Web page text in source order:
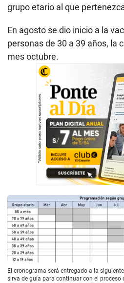
grupo etario al que
En agosto se dio inicio a la
personas de 30 a 39 años, la
mes octubre.
El cronograma será entregado a la
sirva de guía para continuar con el